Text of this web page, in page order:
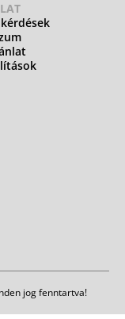
jog fenntartva!